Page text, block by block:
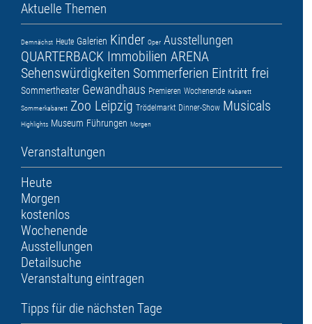
Aktuelle Themen
Demnächst Heute Galerien Kinder Oper Ausstellungen
QUARTERBACK Immobilien ARENA
Sehenswürdigkeiten Sommerferien Eintritt frei
Sommertheater Gewandhaus Premieren Wochenende Kabarett
Sommerkabarett Zoo Leipzig Trödelmarkt Dinner-Show Musicals
Highlights Museum Führungen Morgen
Veranstaltungen
Heute
Morgen
kostenlos
Wochenende
Ausstellungen
Detailsuche
Veranstaltung eintragen
Tipps für die nächsten Tage